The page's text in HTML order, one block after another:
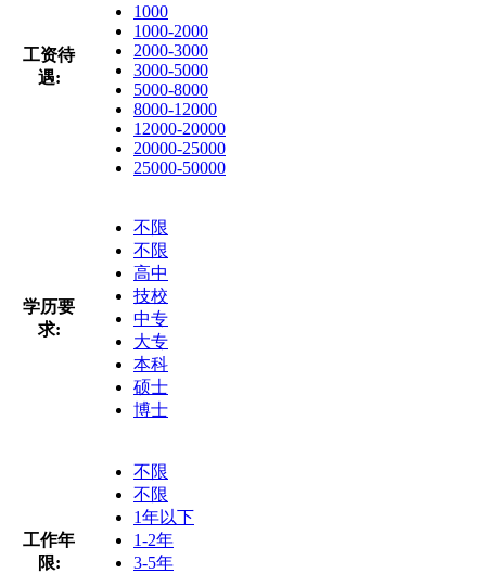
工资待
遇:
1000
1000-2000
2000-3000
3000-5000
5000-8000
8000-12000
12000-20000
20000-25000
25000-50000
学历要
求:
不限
不限
高中
技校
中专
大专
本科
硕士
博士
工作年
限:
不限
不限
1年以下
1-2年
3-5年